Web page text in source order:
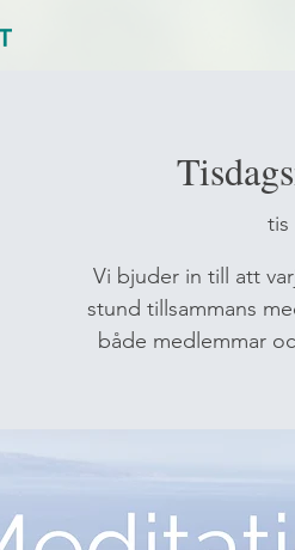
tis
Vi bjuder in till att
stund tillsammans
både medlemmar